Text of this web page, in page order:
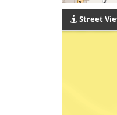
Street